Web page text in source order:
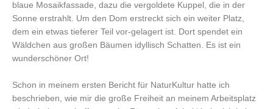
blaue Mosaikfassade, dazu die vergoldete Kuppel, die in der
Sonne erstrahlt. Um den Dom erstreckt sich ein weiter Platz,
dem ein etwas tieferer Teil vor-gelagert ist. Dort spendet ein
Wäldchen aus großen Bäumen idyllisch Schatten. Es ist ein
wunderschöner Ort!
Schon in meinem ersten Bericht für NaturKultur hatte ich
beschrieben, wie mir die große Freiheit an meinem Arbeitsplatz